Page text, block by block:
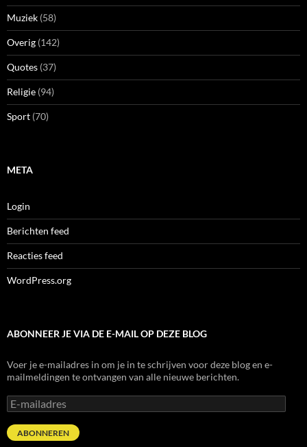
Muziek (58)
Overig (142)
Quotes (37)
Religie (94)
Sport (70)
META
Login
Berichten feed
Reacties feed
WordPress.org
ABONNEER JE VIA DE E-MAIL OP DEZE BLOG
Voer je e-mailadres in om je in te schrijven voor deze blog en e-
mailmeldingen te ontvangen van alle nieuwe berichten.
E-
mailadres
ABONNEREN